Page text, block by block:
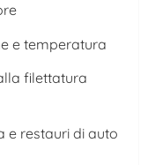
e temperatura
filettatura
e restauri di auto